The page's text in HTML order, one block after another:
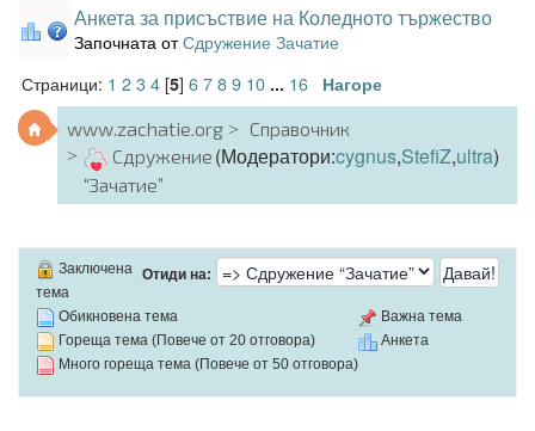
Анкета за присъствие на Коледното тържество
Започната отСдружение Зачатие
Страници: 1 234[5] 6789 10 ... 16 Нагоре
www.zachatie.org
Справочник
Сдружение
“Зачатие”
(Модератори:cygnus,StefiZ,ultra)
Отиди на:
Обикновена тема
Гореща тема (Повече от 20 отговора)
Много гореща тема (Повече от 50 отговора)
Заключена
тема
Важна тема
Анкета